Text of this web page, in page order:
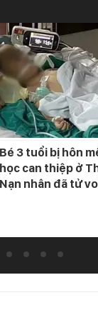
Bé 3 tuổi bị hôn
học can thiệp ở
Nạn nhân đã tử